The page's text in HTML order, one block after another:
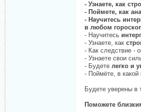
- Узнаете, как
- Поймете, как
- Научитесь
в любом
- Научитесь
- Узнаете, как
- Как следствие -
- Узнаете свои
- Будете легко и
- Поймёте, в
Будете уверены в
Поможете